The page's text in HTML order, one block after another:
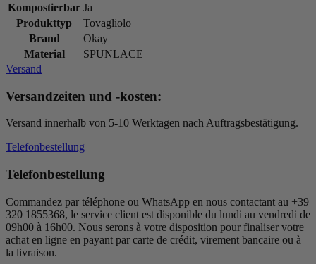
Kompostierbar Ja
Produkttyp
Tovagliolo
Brand
Okay
Material
SPUNLACE
Versand
Versandzeiten und -kosten:
Versand innerhalb von 5-10 Werktagen nach Auftragsbestätigung.
Telefonbestellung
Telefonbestellung
Commandez par téléphone ou WhatsApp en nous contactant au +39
320 1855368, le service client est disponible du lundi au vendredi de
09h00 à 16h00. Nous serons à votre disposition pour finaliser votre
achat en ligne en payant par carte de crédit, virement bancaire ou à
la livraison.